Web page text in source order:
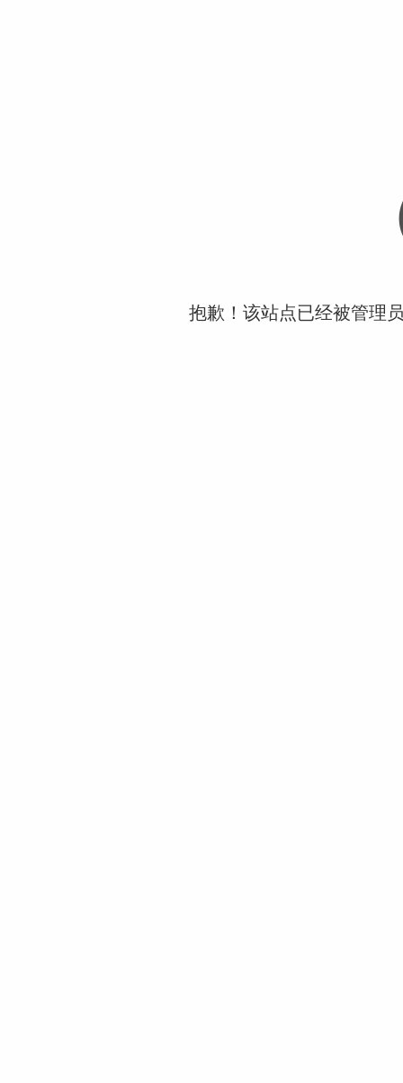
抱歉！该站点已经被管理